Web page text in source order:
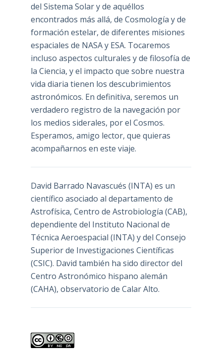
del Sistema Solar y de aquéllos
encontrados más allá, de Cosmología y de
formación estelar, de diferentes misiones
espaciales de NASA y ESA. Tocaremos
incluso aspectos culturales y de filosofía de
la Ciencia, y el impacto que sobre nuestra
vida diaria tienen los descubrimientos
astronómicos. En definitiva, seremos un
verdadero registro de la navegación por
los medios siderales, por el Cosmos.
Esperamos, amigo lector, que quieras
acompañarnos en este viaje.
David Barrado Navascués (INTA) es un
científico asociado al departamento de
Astrofísica, Centro de Astrobiología (CAB),
dependiente del Instituto Nacional de
Técnica Aeroespacial (INTA) y del Consejo
Superior de Investigaciones Científicas
(CSIC). David también ha sido director del
Centro Astronómico hispano alemán
(CAHA), observatorio de Calar Alto.